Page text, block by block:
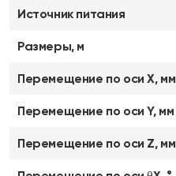
Источник питания
Размеры, м
Перемещение по оси X, мм
Перемещение по оси Y, мм
Перемещение по оси Z, мм